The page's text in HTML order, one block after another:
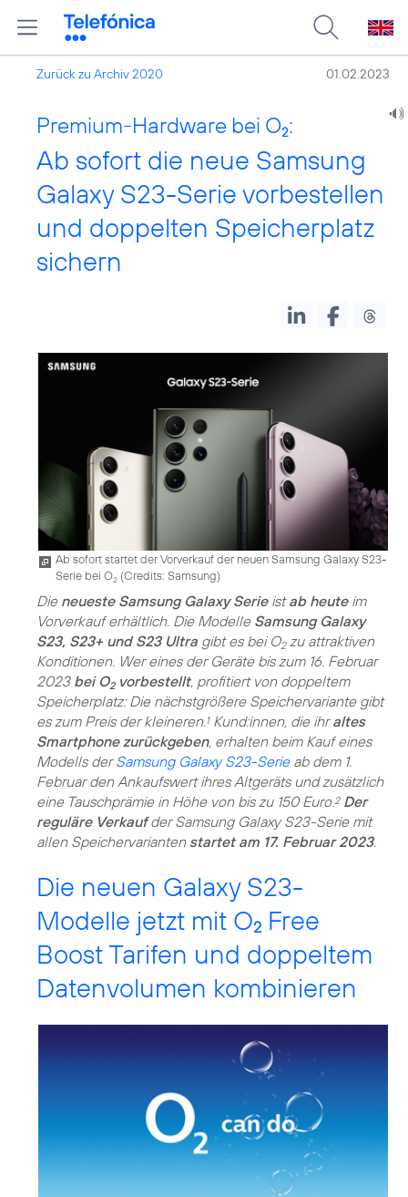
Zurück zu Archiv 2020 01.02.2023
Premium-Hardware bei O2:
Ab sofort die neue Samsung
Galaxy S23-Serie vorbestellen
und doppelten Speicherplatz
sichern
Ab sofort startet der Vorverkauf der neuen Samsung Galaxy S23-
Serie bei O2 (Credits: Samsung)
Die neueste Samsung Galaxy Serieistab heuteim
Vorverkauf erhältlich. Die Modelle Samsung Galaxy
S23, S23+ und S23 Ultra gibt es bei O2zu attraktiven
Konditionen. Wer eines der Geräte bis zum 16. Februar
2023 bei O2vorbestellt, profitiert von doppeltem
Speicherplatz: Die nächstgrößere Speichervariante gibt
es zum Preis der kleineren. 1Kund:innen, die ihraltes
Smartphone zurückgeben, erhalten beim Kauf eines
Modells derSamsung Galaxy S23-Serieab dem 1.
Februar den Ankaufswert ihres Altgeräts und zusätzlich
eine Tauschprämie in Höhe von bis zu 150 Euro. 2 Der
reguläre Verkaufder Samsung Galaxy S23-Serie mit
allen Speichervarianten startet am 17. Februar 2023.
Die neuen Galaxy S23-
Modelle jetzt mit O2 Free
Boost Tarifen und doppeltem
Datenvolumen kombinieren